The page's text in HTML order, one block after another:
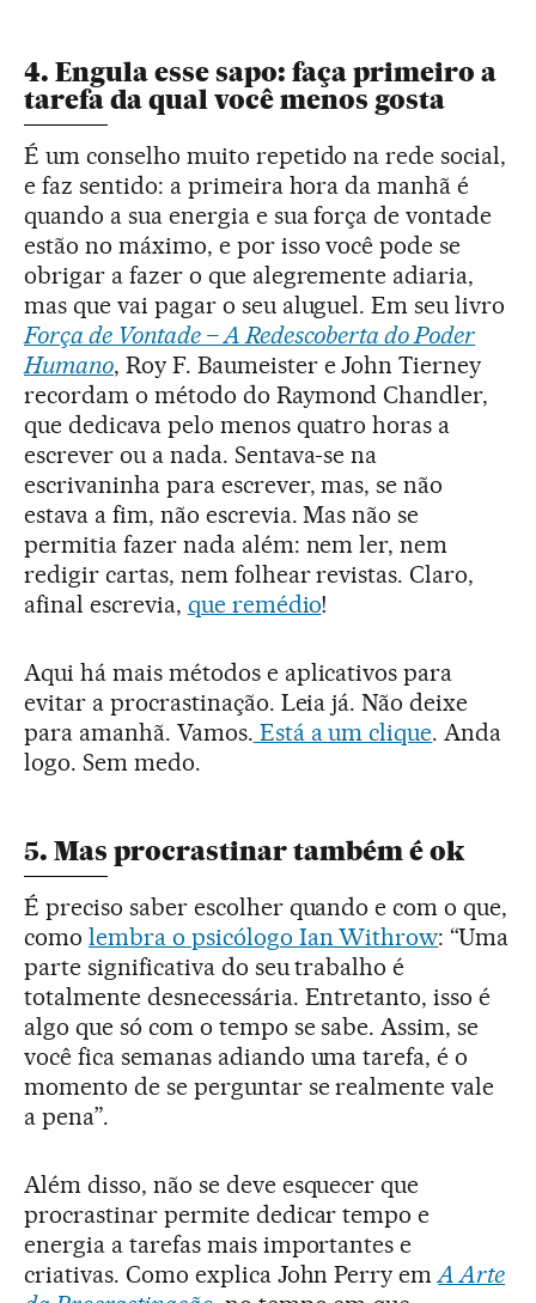
4. Engula esse sapo: faça primeiro a
tarefa da qual você menos gosta
É um conselho muito repetido na rede social,
e faz sentido: a primeira hora da manhã é
quando a sua energia e sua força de vontade
estão no máximo, e por isso você pode se
obrigar a fazer o que alegremente adiaria,
mas que vai pagar o seu aluguel. Em seu livro
Força de Vontade – A Redescoberta do Poder
Humano, Roy F. Baumeister e John Tierney
recordam o método do Raymond Chandler,
que dedicava pelo menos quatro horas a
escrever ou a nada. Sentava-se na
escrivaninha para escrever, mas, se não
estava a fim, não escrevia. Mas não se
permitia fazer nada além: nem ler, nem
redigir cartas, nem folhear revistas. Claro,
afinal escrevia, que remédio!
Aqui há mais métodos e aplicativos para
evitar a procrastinação. Leia já. Não deixe
para amanhã. Vamos. Está a um clique. Anda
logo. Sem medo.
5. Mas procrastinar também é ok
É preciso saber escolher quando e com o que,
como lembra o psicólogo Ian Withrow: “Uma
parte significativa do seu trabalho é
totalmente desnecessária. Entretanto, isso é
algo que só com o tempo se sabe. Assim, se
você fica semanas adiando uma tarefa, é o
momento de se perguntar se realmente vale
a pena”.
Além disso, não se deve esquecer que
procrastinar permite dedicar tempo e
energia a tarefas mais importantes e
criativas. Como explica John Perry emA Arte